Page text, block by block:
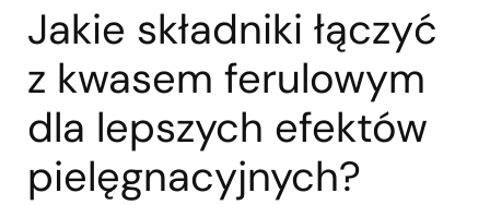
Jakie składniki łączyć
z kwasem ferulowym
dla lepszych efektów
pielęgnacyjnych?